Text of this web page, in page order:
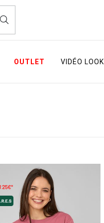
OUTLET VIDÉO LOOK